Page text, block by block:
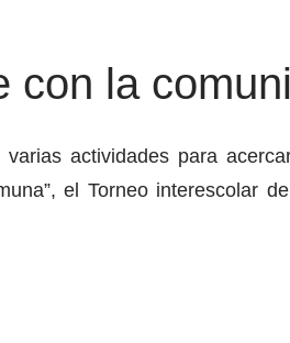
con la
actividades para
el Torneo interescolar